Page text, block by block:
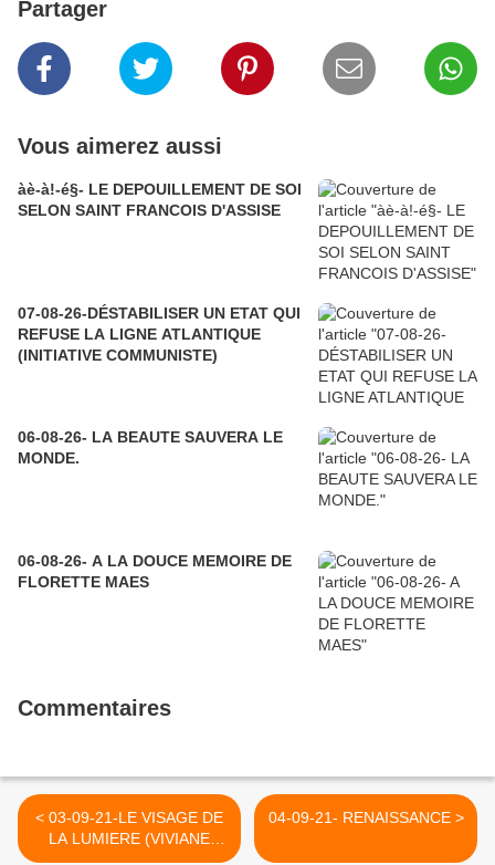
Partager
Vous aimerez aussi
àè-à!-é§- LE DEPOUILLEMENT DE SOI
SELON SAINT FRANCOIS D'ASSISE
07-08-26-DÉSTABILISER UN ETAT QUI
REFUSE LA LIGNE ATLANTIQUE
(INITIATIVE COMMUNISTE)
06-08-26- LA BEAUTE SAUVERA LE
MONDE.
06-08-26- A LA DOUCE MEMOIRE DE
FLORETTE MAES
Commentaires
< 03-09-21-LE VISAGE DE
LA LUMIERE (VIVIANE
DEMOL)
04-09-21- RENAISSANCE >